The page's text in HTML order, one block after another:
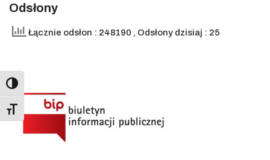
Toggle High Contrast
Toggle Font size
Odsłony
Łącznie odsłon : 248190 , Odsłony dzisiaj : 25